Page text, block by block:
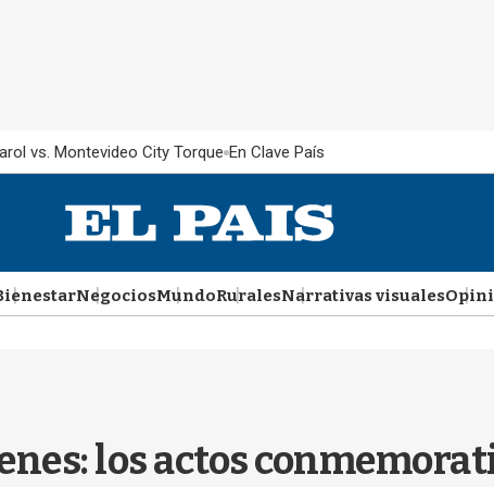
vs. Montevideo City Torque En Clave País
NegociosMundoRuralesNarrativas visuales
los actos